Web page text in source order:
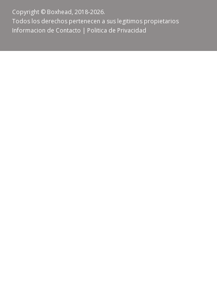
Copyright © Boxhead, 2018-2026.
Todos los derechos pertenecen a sus legitimos propietarios
Informacion de Contacto | Politica de Privacidad